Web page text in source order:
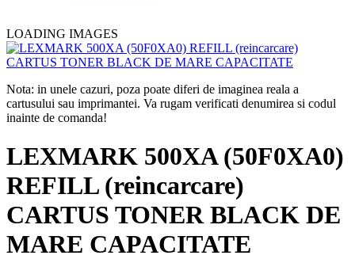
LOADING IMAGES
Nota: in unele cazuri, poza poate diferi de imaginea reala a
cartusului sau imprimantei. Va rugam verificati denumirea si codul
inainte de comanda!
LEXMARK 500XA (50F0XA0)
REFILL (reincarcare)
CARTUS TONER BLACK DE
MARE CAPACITATE